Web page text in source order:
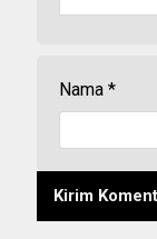
Nama *